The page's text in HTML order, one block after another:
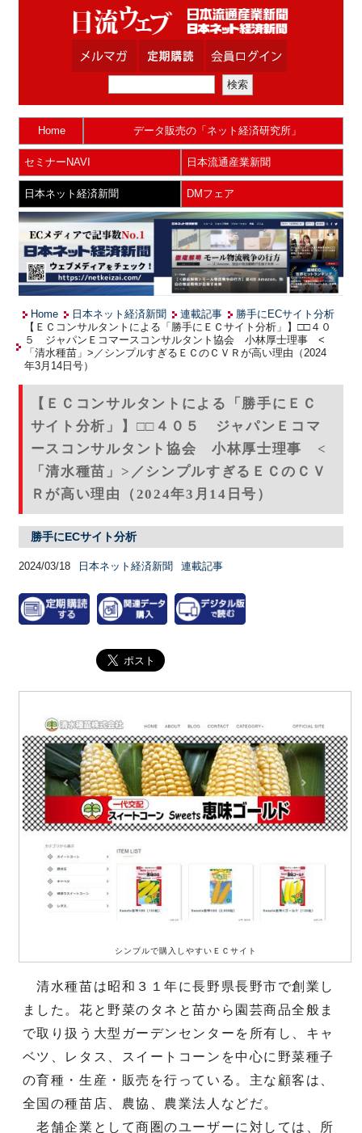
Home データ販売の「ネット経済研究所」
セミナーNAVI 日本流通産業新聞
日本ネット経済新聞 DMフェア
Home 日本ネット経済新聞 連載記事
勝手にECサイト分析
【ＥＣコンサルタントによる「勝手にＥＣサイト分析」】□□４０
５ ジャパンＥコマースコンサルタント協会 小林厚士理事 <
「清水種苗」>／シンプルすぎるＥＣのＣＶＲが高い理由（2024
年3月14日号）
【ＥＣコンサルタントによる「勝手にＥＣ
サイト分析」】□□４０５ ジャパンＥコマ
ースコンサルタント協会 小林厚士理事 <
「清水種苗」>／シンプルすぎるＥＣのＣＶ
Ｒが高い理由（2024年3月14日号）
勝手にECサイト分析
2024/03/18 日本ネット経済新聞 連載記事
シンプルで購入しやすいＥＣサイト
清水種苗は昭和３１年に長野県長野市で創業し
ました。花と野菜のタネと苗から園芸商品全般ま
で取り扱う大型ガーデンセンターを所有し、キャ
ベツ、レタス、スイートコーンを中心に野菜種子
の育種・生産・販売を行っている。主な顧客は、
全国の種苗店、農協、農業法人などだ。
老舗企業として商圏のユーザーに対しては、所